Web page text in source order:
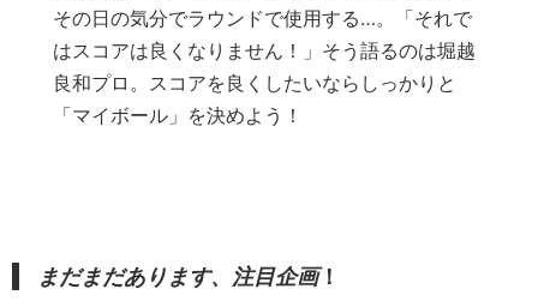
その日の気分でラウンドで使用する…。「それで
はスコアは良くなりません！」そう語るのは堀越
良和プロ。スコアを良くしたいならしっかりと
「マイボール」を決めよう！
まだまだあります、注目企画！